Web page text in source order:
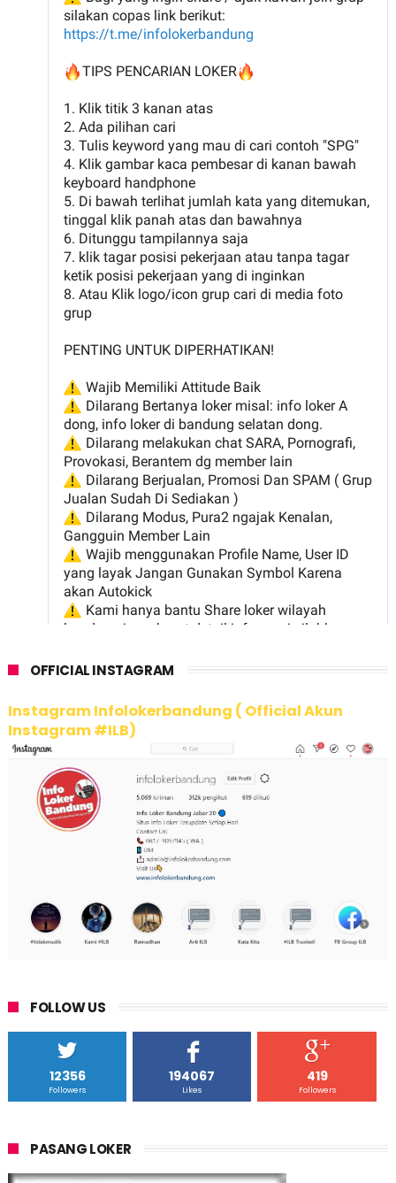
OFFICIAL INSTAGRAM
Instagram Infolokerbandung ( Official Akun
Instagram #ILB)
FOLLOW US
12356
Followers
194067
Likes
419
Followers
PASANG LOKER